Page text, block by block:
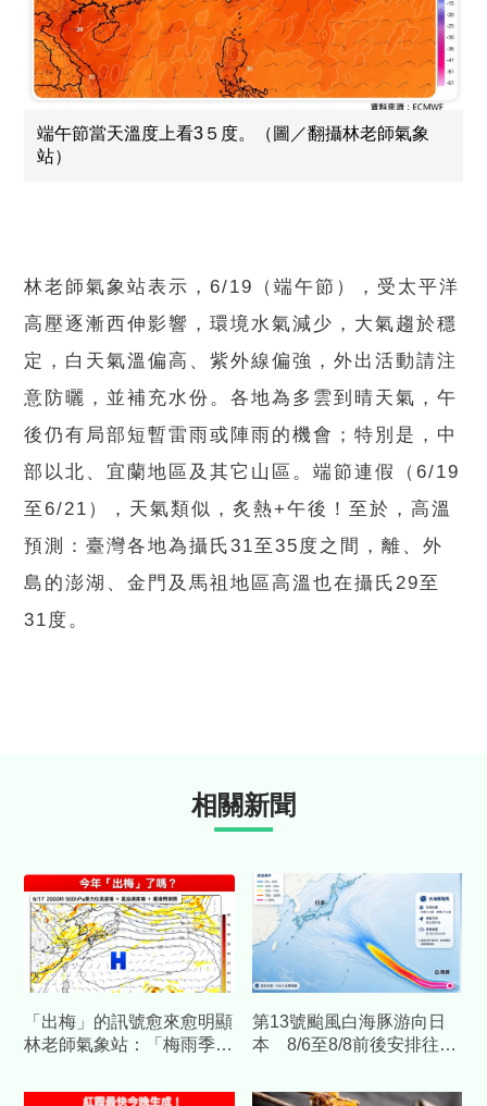
端午節當天溫度上看3５度。（圖／翻攝林老師氣象
站）
林老師氣象站表示，6/19（端午節），受太平洋
高壓逐漸西伸影響，環境水氣減少，大氣趨於穩
定，白天氣溫偏高、紫外線偏強，外出活動請注
意防曬，並補充水份。各地為多雲到晴天氣，午
後仍有局部短暫雷雨或陣雨的機會；特別是，中
部以北、宜蘭地區及其它山區。端節連假（6/19
至6/21），天氣類似，炙熱+午後！至於，高溫
預測：臺灣各地為攝氏31至35度之間，離、外
島的澎湖、金門及馬祖地區高溫也在攝氏29至
31度。
相關新聞
「出梅」的訊號愈來愈明顯
林老師氣象站：「梅雨季」
第13號颱風白海豚游向日
本 8/6至8/8前後安排往日